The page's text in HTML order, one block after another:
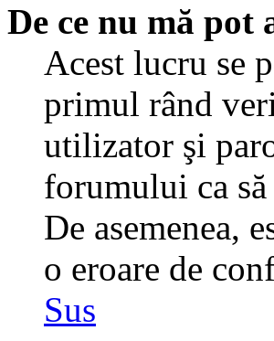
De ce nu mă pot
Acest lucru se
primul rând
utilizator şi
forumului ca
De asemenea,
o eroare de
Sus